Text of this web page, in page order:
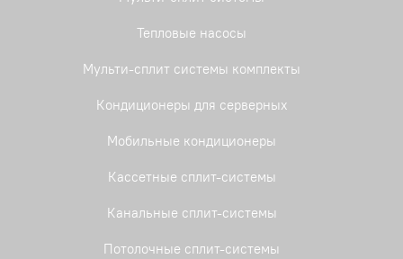
Тепловые насосы
Мульти-сплит системы комплекты
Кондиционеры для серверных
Мобильные кондиционеры
Кассетные сплит-системы
Канальные сплит-системы
Потолочные сплит-системы